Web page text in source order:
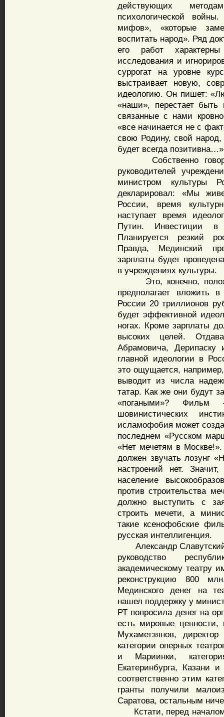
действующих
психологической
мифов», «которые
воспитать народ». Ряд
его работ характерны
исследования и
суррогат на уровне
выстраивает новую,
идеологию. Он пишет:
«наши», перестает
связанные с нами
«все начинается не с
свою Родину, свой
будет всегда позитивна…»
Собственно говоря,
руководителей
министром культуры
декларировал: «Мы
России, время
наступает время
Путин. Инвестиции в
Планируется резкий
Правда, Мединский
зарплаты будет
в учреждениях культуры.
Это, конечно,
предполагает вложить
России 20 триллионов
будет эффективной
ногах. Кроме зарплаты
высоких целей.
Абрамовича, Дерипаску
главной идеологии в
это ощущается,
выводит из числа
татар. Как же они будут
«погаными»?
шовинистических
исламофобия может
последнем «Русском
«Нет мечетям в
должен звучать лозунг
настроений нет.
население
против строительства
должно выступить с
строить мечети, а
такие ксенофобские
русская интеллигенция.
Александр Славутский
руководство
академическому театру
реконструкцию 800
Мединского денег на
нашел поддержку у
РТ попросила денег на
есть мировые
Мухаметзянов,
категории оперных
и Мариинки,
Екатеринбурга, Казани
соответственно этим
гранты получили
Саратова, остальным
Кстати, перед началом